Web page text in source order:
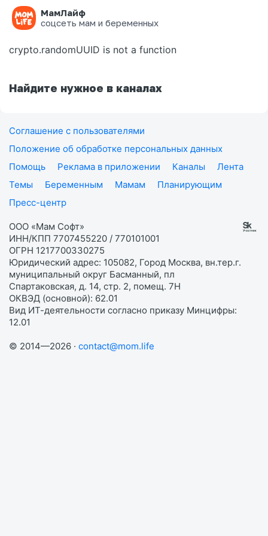
МамЛайф
соцсеть мам и беременных
Ошибка на странице
crypto.randomUUID is not a function
Найдите нужное в каналах
Соглашение с пользователями
Положение об обработке персональных данных
Помощь
Реклама в приложении Каналы
Лента
Темы
Беременным Мамам
Планирующим
Пресс-центр
ООО «Мам Софт»
ИНН/КПП 7707455220 / 770101001
ОГРН 1217700330275
Юридический адрес: 105082, Город Москва, вн.тер.г.
муниципальный округ Басманный, пл
Спартаковская, д. 14, стр. 2, помещ. 7Н
ОКВЭД (основной): 62.01
Вид ИТ-деятельности согласно приказу Минцифры:
12.01
© 2014—2026 · contact@mom.life